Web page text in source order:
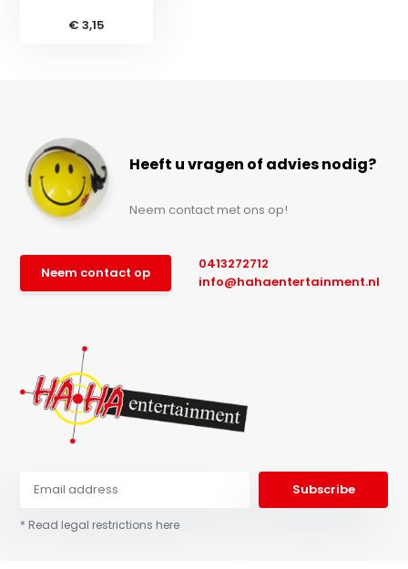
€ 3,15
Heeft u vragen of advies nodig?
Neem contact met ons op!
Neem contact op
0413272712
info@hahaentertainment.nl
Subscribe
* Read legal restrictions here